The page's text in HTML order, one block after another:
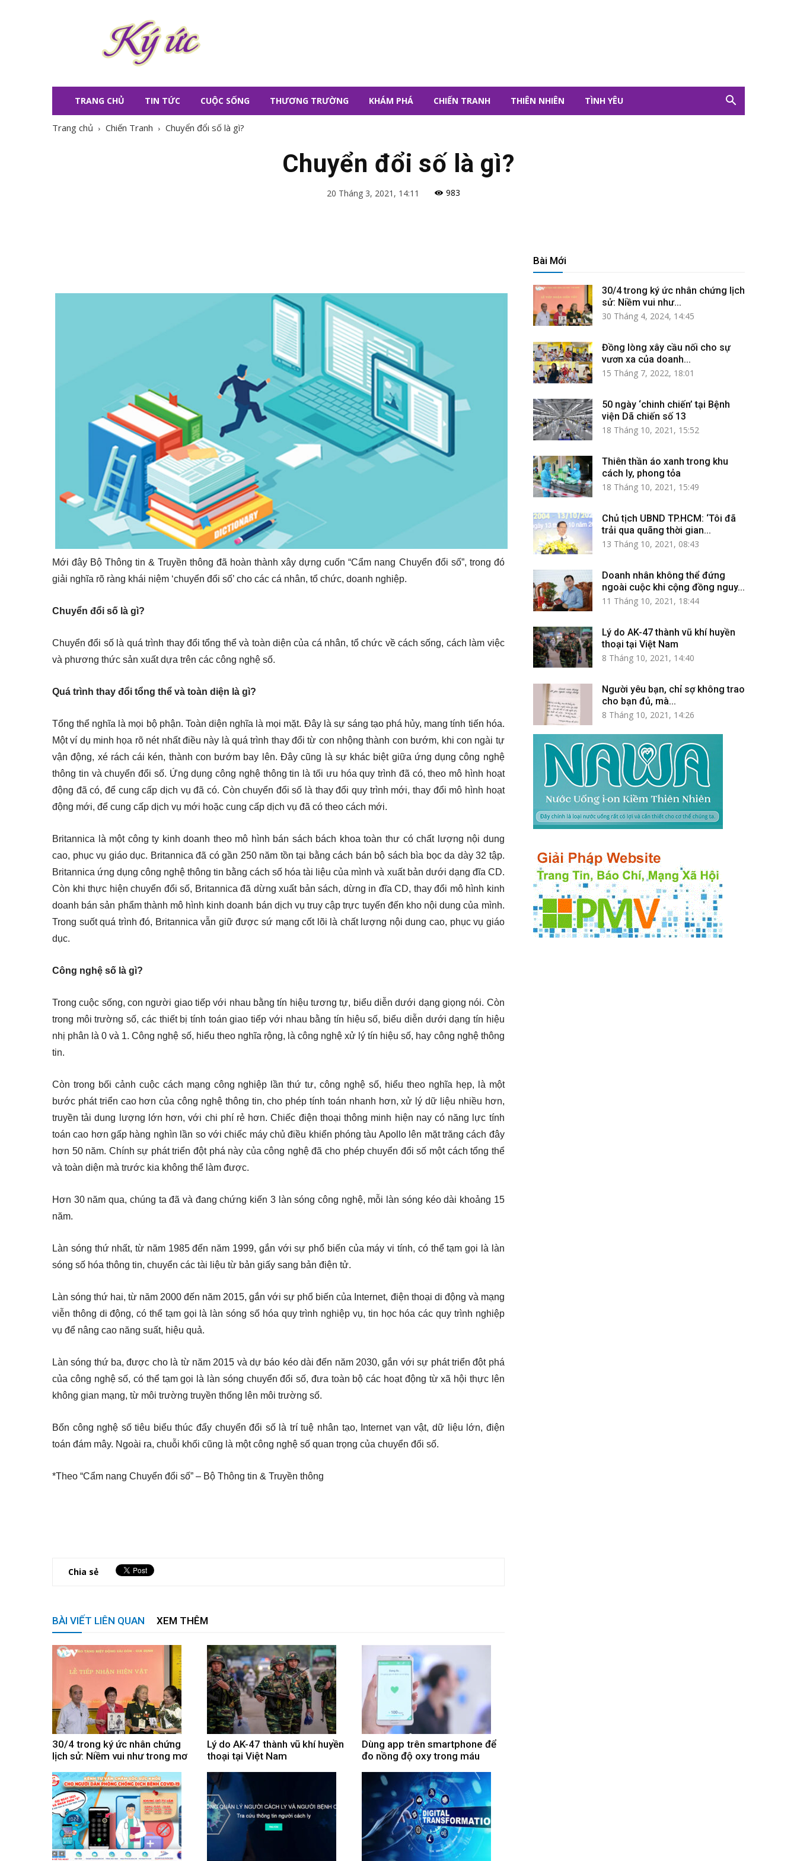
TRANG CHỦ TIN TỨC CUỘC SỐNG THƯƠNG TRƯỜNG KHÁM PHÁ CHIẾN TRANH THIÊN NHIÊN TÌNH YÊU
Trang chủ Chiến Tranh Chuyển đổi số là gì?
Chuyển đổi số là gì?
20 Tháng 3, 2021, 14:11 983
Mới đây Bộ Thông tin & Truyền thông đã hoàn thành xây dựng cuốn “Cẩm nang Chuyển đổi số”, trong đó
giải nghĩa rõ ràng khái niệm ‘chuyển đổi số’ cho các cá nhân, tổ chức, doanh nghiệp.
Chuyển đổi số là gì?
Chuyển đổi số là quá trình thay đổi tổng thể và toàn diện của cá nhân, tổ chức về cách sống, cách làm việc
và phương thức sản xuất dựa trên các công nghệ số.
Quá trình thay đổi tổng thể và toàn diện là gì?
Tổng thể nghĩa là mọi bộ phận. Toàn diện nghĩa là mọi mặt. Đây là sự sáng tạo phá hủy, mang tính tiến hóa.
Một ví dụ minh họa rõ nét nhất điều này là quá trình thay đổi từ con nhộng thành con bướm, khi con ngài tự
vận động, xé rách cái kén, thành con bướm bay lên. Đây cũng là sự khác biệt giữa ứng dụng công nghệ
thông tin và chuyển đổi số. Ứng dụng công nghệ thông tin là tối ưu hóa quy trình đã có, theo mô hình hoạt
động đã có, để cung cấp dịch vụ đã có. Còn chuyển đổi số là thay đổi quy trình mới, thay đổi mô hình hoạt
động mới, để cung cấp dịch vụ mới hoặc cung cấp dịch vụ đã có theo cách mới.
Britannica là một công ty kinh doanh theo mô hình bán sách bách khoa toàn thư có chất lượng nội dung
cao, phục vụ giáo dục. Britannica đã có gần 250 năm tồn tại bằng cách bán bộ sách bìa bọc da dày 32 tập.
Britannica ứng dụng công nghệ thông tin bằng cách số hóa tài liệu của mình và xuất bản dưới dạng đĩa CD.
Còn khi thực hiện chuyển đổi số, Britannica đã dừng xuất bản sách, dừng in đĩa CD, thay đổi mô hình kinh
doanh bán sản phẩm thành mô hình kinh doanh bán dịch vụ truy cập trực tuyến đến kho nội dung của mình.
Trong suốt quá trình đó, Britannica vẫn giữ được sứ mạng cốt lõi là chất lượng nội dung cao, phục vụ giáo
dục.
Công nghệ số là gì?
Trong cuộc sống, con người giao tiếp với nhau bằng tín hiệu tương tự, biểu diễn dưới dạng giọng nói. Còn
trong môi trường số, các thiết bị tính toán giao tiếp với nhau bằng tín hiệu số, biểu diễn dưới dạng tín hiệu
nhị phân là 0 và 1. Công nghệ số, hiểu theo nghĩa rộng, là công nghệ xử lý tín hiệu số, hay công nghệ thông
tin.
Còn trong bối cảnh cuộc cách mạng công nghiệp lần thứ tư, công nghệ số, hiểu theo nghĩa hẹp, là một
bước phát triển cao hơn của công nghệ thông tin, cho phép tính toán nhanh hơn, xử lý dữ liệu nhiều hơn,
truyền tải dung lượng lớn hơn, với chi phí rẻ hơn. Chiếc điện thoại thông minh hiện nay có năng lực tính
toán cao hơn gấp hàng nghìn lần so với chiếc máy chủ điều khiển phóng tàu Apollo lên mặt trăng cách đây
hơn 50 năm. Chính sự phát triển đột phá này của công nghệ đã cho phép chuyển đổi số một cách tổng thể
và toàn diện mà trước kia không thể làm được.
Hơn 30 năm qua, chúng ta đã và đang chứng kiến 3 làn sóng công nghệ, mỗi làn sóng kéo dài khoảng 15
năm.
Làn sóng thứ nhất, từ năm 1985 đến năm 1999, gắn với sự phổ biến của máy vi tính, có thể tạm gọi là làn
sóng số hóa thông tin, chuyển các tài liệu từ bản giấy sang bản điện tử.
Làn sóng thứ hai, từ năm 2000 đến năm 2015, gắn với sự phổ biến của Internet, điện thoại di động và mạng
viễn thông di động, có thể tạm gọi là làn sóng số hóa quy trình nghiệp vụ, tin học hóa các quy trình nghiệp
vụ để nâng cao năng suất, hiệu quả.
Làn sóng thứ ba, được cho là từ năm 2015 và dự báo kéo dài đến năm 2030, gắn với sự phát triển đột phá
của công nghệ số, có thể tạm gọi là làn sóng chuyển đổi số, đưa toàn bộ các hoạt động từ xã hội thực lên
không gian mạng, từ môi trường truyền thống lên môi trường số.
Bốn công nghệ số tiêu biểu thúc đẩy chuyển đổi số là trí tuệ nhân tạo, Internet vạn vật, dữ liệu lớn, điện
toán đám mây. Ngoài ra, chuỗi khối cũng là một công nghệ số quan trọng của chuyển đổi số.
*Theo “Cẩm nang Chuyển đổi số” – Bộ Thông tin & Truyền thông
Chia sẻ
BÀI VIẾT LIÊN QUAN XEM THÊM
30/4 trong ký ức nhân chứng
lịch sử: Niềm vui như trong mơ
Lý do AK-47 thành vũ khí huyền
thoại tại Việt Nam
Dùng app trên smartphone để
đo nồng độ oxy trong máu
Bài Mới
30/4 trong ký ức nhân chứng lịch
sử: Niềm vui như...
30 Tháng 4, 2024, 14:45
Đồng lòng xây cầu nối cho sự
vươn xa của doanh...
15 Tháng 7, 2022, 18:01
50 ngày ‘chinh chiến’ tại Bệnh
viện Dã chiến số 13
18 Tháng 10, 2021, 15:52
Thiên thần áo xanh trong khu
cách ly, phong tỏa
18 Tháng 10, 2021, 15:49
Chủ tịch UBND TP.HCM: ‘Tôi đã
trải qua quãng thời gian...
13 Tháng 10, 2021, 08:43
Doanh nhân không thể đứng
ngoài cuộc khi cộng đồng nguy...
11 Tháng 10, 2021, 18:44
Lý do AK-47 thành vũ khí huyền
thoại tại Việt Nam
8 Tháng 10, 2021, 14:40
Người yêu bạn, chỉ sợ không trao
cho bạn đủ, mà...
8 Tháng 10, 2021, 14:26